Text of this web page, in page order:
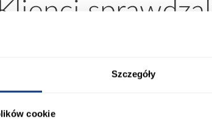
Szczegóły
cookie